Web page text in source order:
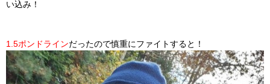
い込み！
1.5ポンドラインだったので慎重にファイトすると！